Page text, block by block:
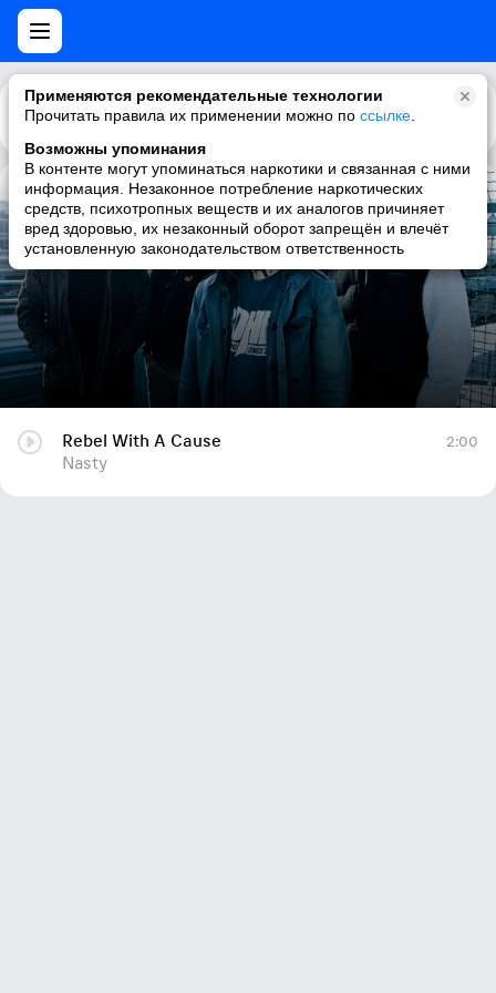
Применяются рекомендательные технологии
Прочитать правила их применении можно по ссылке
Возможны упоминания
В контенте могут упоминаться наркотики и связанная с ними
информация. Незаконное потребление наркотических
средств, психотропных веществ и их аналогов причиняет
вред здоровью, их незаконный оборот запрещён и влечёт
установленную законодательством ответственность
Каталог Рекомендации
Rebel With A Cause
Nasty
Rebel With A Cause
Nasty
2:00